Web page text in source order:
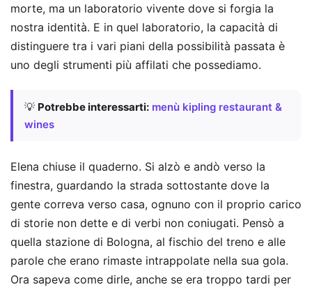
morte, ma un laboratorio vivente dove si forgia la
nostra identità. E in quel laboratorio, la capacità di
distinguere tra i vari piani della possibilità passata è
uno degli strumenti più affilati che possediamo.
💡 Potrebbe interessarti: menù kipling restaurant &
wines
Elena chiuse il quaderno. Si alzò e andò verso la
finestra, guardando la strada sottostante dove la
gente correva verso casa, ognuno con il proprio carico
di storie non dette e di verbi non coniugati. Pensò a
quella stazione di Bologna, al fischio del treno e alle
parole che erano rimaste intrappolate nella sua gola.
Ora sapeva come dirle, anche se era troppo tardi per